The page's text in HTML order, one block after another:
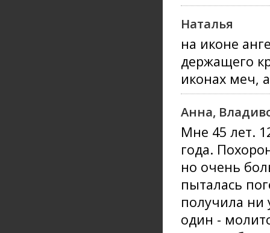
Наталья
на иконе
держащего
иконах меч,
Анна,
Мне 45 лет.
года.
но очень
пыталась
получила
один -